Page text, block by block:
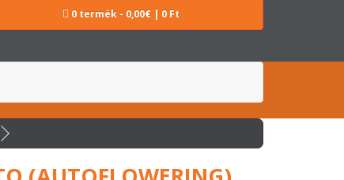
0 termék - 0,00€ | 0 Ft